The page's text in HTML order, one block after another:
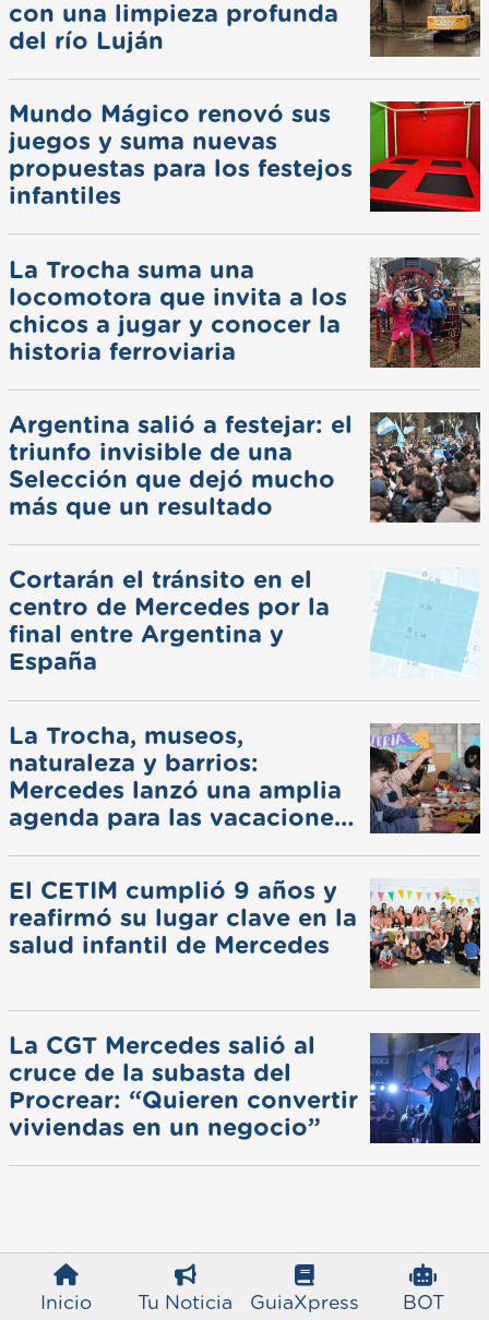
Inicio Tu Noticia GuiaXpress BOT
con una limpieza profunda
del río Luján
Mundo Mágico renovó sus
juegos y suma nuevas
propuestas para los festejos
infantiles
La Trocha suma una
locomotora que invita a los
chicos a jugar y conocer la
historia ferroviaria
Argentina salió a festejar: el
triunfo invisible de una
Selección que dejó mucho
más que un resultado
Cortarán el tránsito en el
centro de Mercedes por la
final entre Argentina y
España
La Trocha, museos,
naturaleza y barrios:
Mercedes lanzó una amplia
agenda para las vacaciones
El CETIM cumplió 9 años y
reafirmó su lugar clave en la
salud infantil de Mercedes
La CGT Mercedes salió al
cruce de la subasta del
Procrear: “Quieren convertir
viviendas en un negocio”